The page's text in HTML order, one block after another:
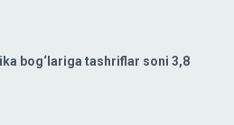
bog‘lariga tashriflar soni 3,8